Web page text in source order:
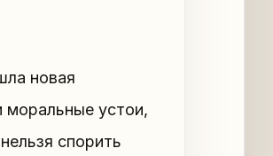
новая
моральные устои,
спорить